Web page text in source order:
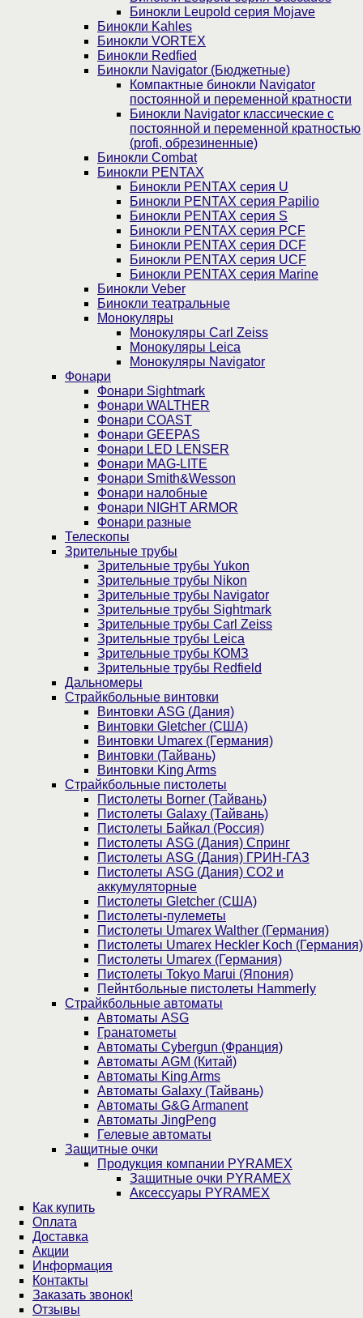
Бинокли Leupold серия Mojave
Бинокли Kahles
Бинокли VORTEX
Бинокли Redfied
Бинокли Navigator (Бюджетные)
Компактные бинокли Navigator
постоянной и переменной кратности
Бинокли Navigator классические с
постоянной и переменной кратностью
(profi, обрезиненные)
Бинокли Combat
Бинокли PENTAX
Бинокли PENTAX серия U
Бинокли PENTAX серия Papilio
Бинокли PENTAX серия S
Бинокли PENTAX серия PCF
Бинокли PENTAX серия DCF
Бинокли PENTAX серия UCF
Бинокли PENTAX серия Marine
Бинокли Veber
Бинокли театральные
Монокуляры
Монокуляры Carl Zeiss
Монокуляры Leica
Монокуляры Navigator
Фонари
Фонари Sightmark
Фонари WALTHER
Фонари COAST
Фонари GEEPAS
Фонари LED LENSER
Фонари MAG-LITE
Фонари Smith&Wesson
Фонари налобные
Фонари NIGHT ARMOR
Фонари разные
Телескопы
Зрительные трубы
Зрительные трубы Yukon
Зрительные трубы Nikon
Зрительные трубы Navigator
Зрительные трубы Sightmark
Зрительные трубы Carl Zeiss
Зрительные трубы Leica
Зрительные трубы КОМЗ
Зрительные трубы Redfield
Дальномеры
Страйкбольные винтовки
Винтовки ASG (Дания)
Винтовки Gletcher (США)
Винтовки Umarex (Германия)
Винтовки (Тайвань)
Винтовки King Arms
Страйкбольные пистолеты
Пистолеты Borner (Тайвань)
Пистолеты Galaxy (Тайвань)
Пистолеты Байкал (Россия)
Пистолеты ASG (Дания) Спринг
Пистолеты ASG (Дания) ГРИН-ГАЗ
Пистолеты ASG (Дания) CO2 и
аккумуляторные
Пистолеты Gletcher (США)
Пистолеты-пулеметы
Пистолеты Umarex Walther (Германия)
Пистолеты Umarex Heckler Koch (Германия)
Пистолеты Umarex (Германия)
Пистолеты Tokyo Marui (Япония)
Пейнтбольные пистолеты Hammerly
Страйкбольные автоматы
Автоматы ASG
Гранатометы
Автоматы Cybergun (Франция)
Автоматы AGM (Китай)
Автоматы King Arms
Автоматы Galaxy (Тайвань)
Автоматы G&G Armanent
Автоматы JingPeng
Гелевые автоматы
Защитные очки
Продукция компании PYRAMEX
Защитные очки PYRAMEX
Аксессуары PYRAMEX
Как купить
Оплата
Доставка
Акции
Информация
Контакты
Заказать звонок!
Отзывы